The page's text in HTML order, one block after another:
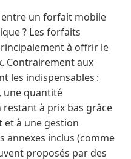
un forfait mobile
? Les forfaits
à offrir le
Contrairement aux
les indispensables :
une quantité
à prix bas grâce
et à une gestion
annexes inclus (comme
proposés par des